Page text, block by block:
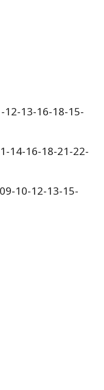
12-13-16-18-15-
14-16-18-21-22-
10-12-13-15-